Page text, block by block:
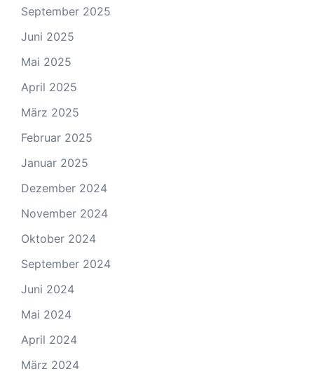
September 2025
Juni 2025
Mai 2025
April 2025
März 2025
Februar 2025
Januar 2025
Dezember 2024
November 2024
Oktober 2024
September 2024
Juni 2024
Mai 2024
April 2024
März 2024